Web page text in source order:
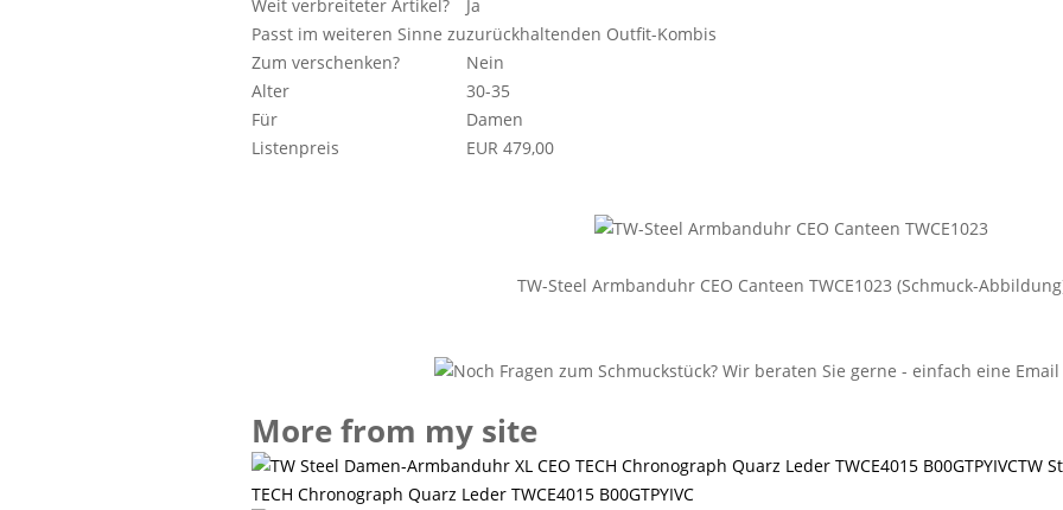
Weit verbreiteter Artikel?
Ja
Passt im weiteren Sinne zuzurückhaltenden Outfit-Kombis
Zum verschenken?
Nein
Alter
30-35
Für
Damen
Listenpreis
EUR 479,00
TW-Steel Armbanduhr CEO Canteen TWCE1023 (Schmuck-
More from my site
TW
TECH Chronograph Quarz Leder TWCE4015 B00GTPYIVC